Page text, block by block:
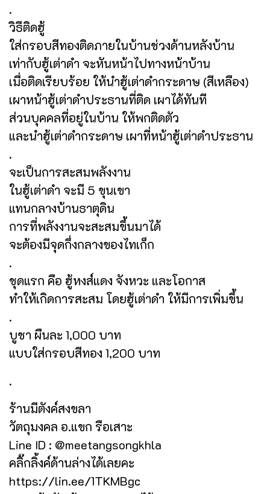
.
วิธีติดฮู้
ใส่กรอบสีทองติดภายในบ้านช่วงด้านหลังบ้าน
เท่ากับฮู้เต่าดำ จะหันหน้าไปทางหน้าบ้าน
เมื่อติดเรียบร้อย ให้นำฮู้เต่าดำกระดาษ (สีเหลือง)
เผาหน้าฮู้เต่าดำประธานที่ติด เผาได้ทันที
ส่วนบุคคลที่อยู่ในบ้าน ให้พกติดตัว
และนำฮู้เต่าดำกระดาษ เผาที่หน้าฮู้เต่าดำประธาน
.
จะเป็นการสะสมพลังงาน
ในฮู้เต่าดำ จะมี 5 ขุนเขา
แทนกลางบ้านธาตุดิน
การที่พลังงานจะสะสมขึ้นมาได้
จะต้องมีจุดกึ่งกลางของไทเก็ก
.
ชุดแรก คือ ฮู้หงส์แดง จังหวะ และโอกาส
ทำให้เกิดการสะสม โดยฮู้เต่าดำ ให้มีการเพิ่มขึ้น
.
บูชา ผืนละ 1,000 บาท
แบบใส่กรอบสีทอง 1,200 บาท
.
ร้านมีตังค์สงขลา
วัตถุมงคล อ.แขก รือเสาะ
Line ID : @meetangsongkhla
คลิ๊กลิ้งค์ด้านล่างได้เลยคะ
https://lin.ee/1TKMBgc